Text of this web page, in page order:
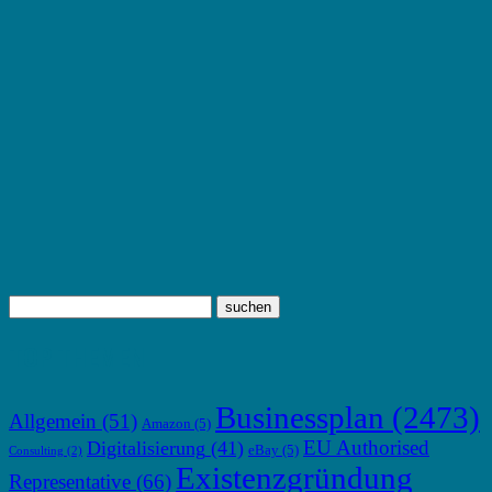
Allgemein (51) Amazon (5) Businessplan (2473)
Consulting (2) Digitalisierung (41) eBay (5) EU Authorised
Representative (66) Existenzgründung